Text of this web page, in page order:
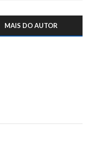
MAIS DO AUTOR